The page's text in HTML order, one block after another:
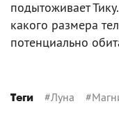
подытоживает
какого размера
потенциально
Теги #Луна #